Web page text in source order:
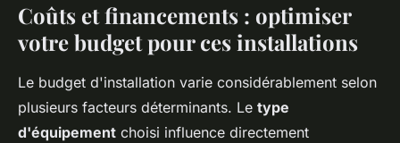
Coûts et financements : optimiser
votre budget pour ces installations
Le budget d'installation varie considérablement selon
plusieurs facteurs déterminants. Le type
d'équipement choisi influence directement